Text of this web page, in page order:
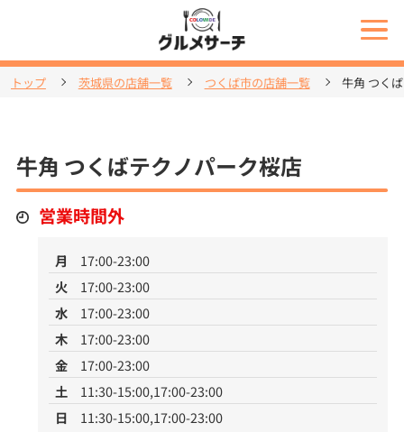
トップ 茨城県の店舗一覧 つくば市の店舗一覧 牛角 つく
牛角 つくばテクノパーク桜店
営業時間外
月
17:00-23:00
火
17:00-23:00
水
17:00-23:00
木
17:00-23:00
金
17:00-23:00
土
11:30-15:00,17:00-23:00
日
11:30-15:00,17:00-23:00